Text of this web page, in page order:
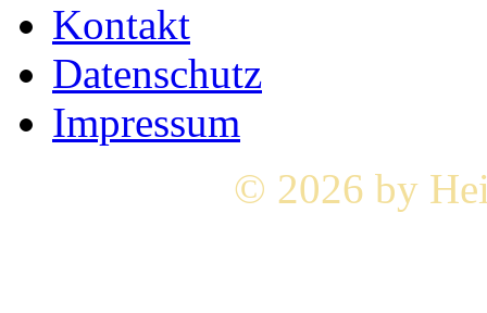
Kontakt
Datenschutz
Impressum
© 2026 by